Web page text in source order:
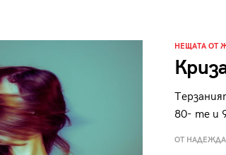
НЕЩАТА ОТ
80- те и
ОТ